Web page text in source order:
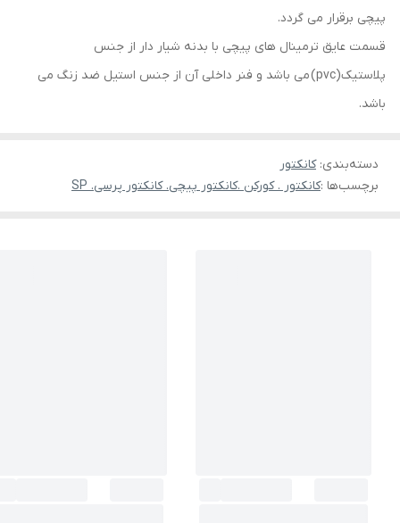
پیچی برقرار می گردد.
قسمت عایق ترمینال های پیچی با بدنه شیار دار از جنس
پلاستیک(pvc) می باشد و فنر داخلی آن از جنس استیل ضد زنگ می
باشد.
دسته‌بندی:کانکتور
برچسب‌ها :کانکتور . کورکن .کانکتور پیچی. کانکتور پرسی. SP